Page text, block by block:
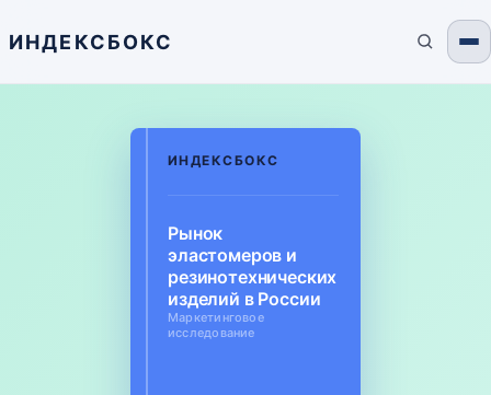
ИНДЕКСБОКС
ИНДЕКСБОКС
Рынок
эластомеров и
резинотехнических
изделий в России
Маркетинговое
исследование